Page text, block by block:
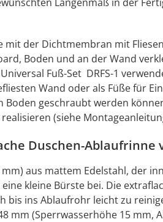
mit der Dichtmembran mit
Boden und an der Wand
Fuß-Set DRFS-1
Wand oder als Füße für
Boden geschraubt werden
(siehe
Duschen-Ablaufrinne
aus mattem Edelstahl, der
kleine Bürste bei. Die
bis ins Ablaufrohr leicht zu
mm (Sperrwasserhöhe 15 mm,